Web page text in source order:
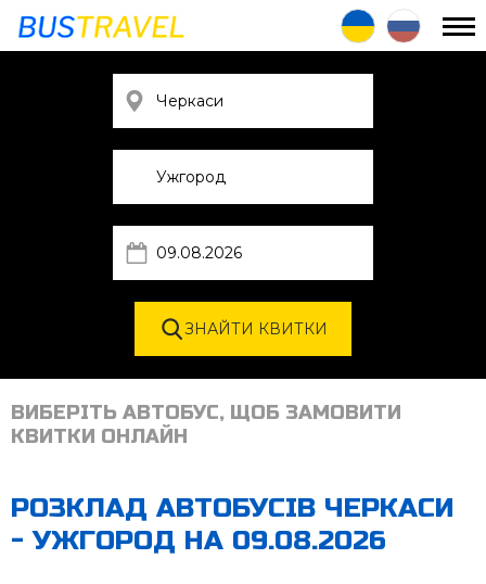
ВИБЕРІТЬ АВТОБУС, ЩОБ ЗАМОВИТИ
КВИТКИ ОНЛАЙН
РОЗКЛАД АВТОБУСІВ ЧЕРКАСИ
- УЖГОРОД НА 09.08.2026